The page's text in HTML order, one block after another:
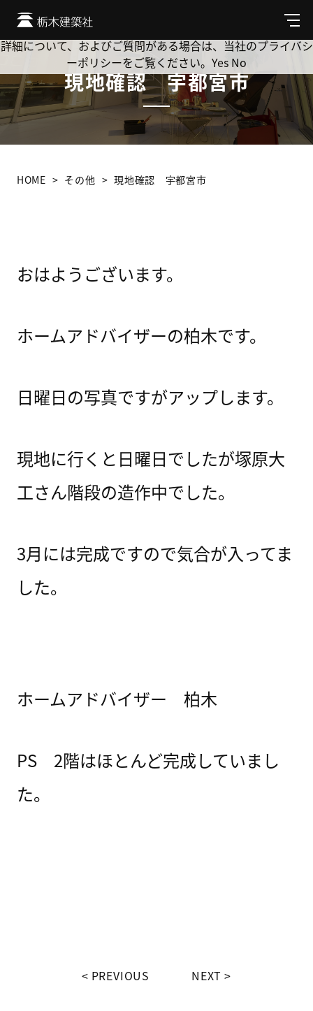
メ
ニ
ュ
現地確認 宇都宮市
HOME その他 現地確認 宇都宮市
おはようございます。
ホームアドバイザーの柏木です。
日曜日の写真ですがアップします。
現地に行くと日曜日でしたが塚原大
工さん階段の造作中でした。
3月には完成ですので気合が入ってま
した。
ホームアドバイザー 柏木
PS 2階はほとんど完成していまし
た。
PREVIOUS NEXT
Cookie を使用して、お客様の活動を追跡してもよろしいです
か? 当社ではお客様のプライバシーを極めて重視しています。
詳細について、およびご質問がある場合は、当社のプライバシ
ーポリシーをご覧ください。 Yes No